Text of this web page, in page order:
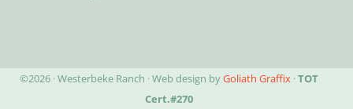
©2026 · Westerbeke Ranch · Web design byGoliath Graffix·TOT
Cert.#270